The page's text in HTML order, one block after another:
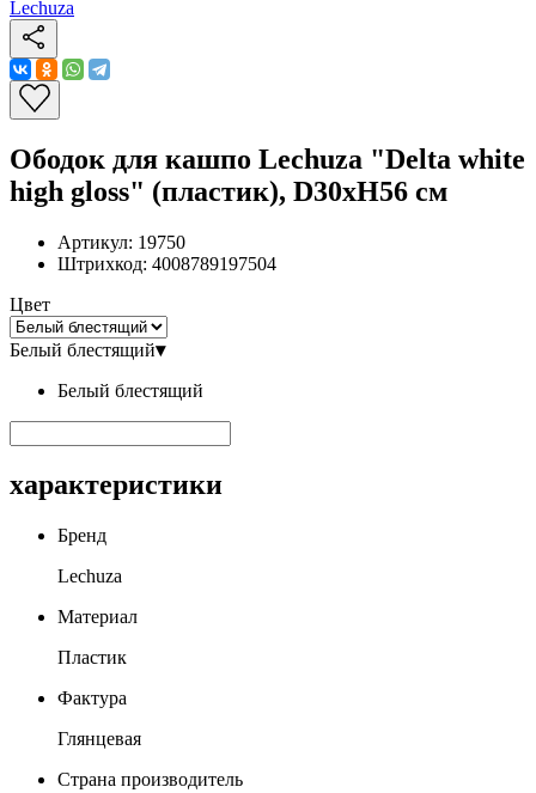
Lechuza
Ободок для кашпо Lechuza "Delta white
high gloss" (пластик), D30xH56 см
Артикул: 19750
Штрихкод: 4008789197504
Цвет
Белый блестящий▾
Белый блестящий
характеристики
Бренд
Lechuza
Материал
Пластик
Фактура
Глянцевая
Страна производитель